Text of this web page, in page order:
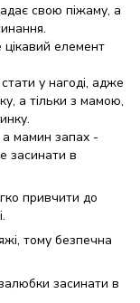
свою піжаму, а
елемент
у нагоді, адже
а тільки з мамою,
а мамин запах -
засинати в
привчити до
тому безпечна
засинати в